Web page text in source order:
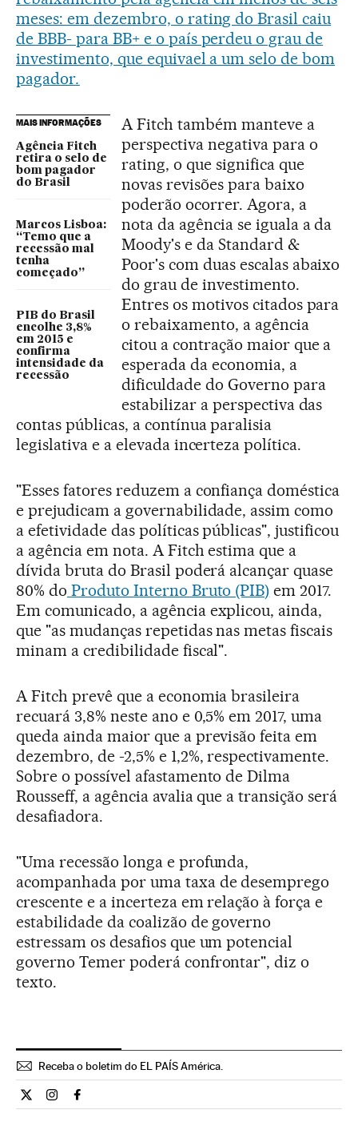
meses: em dezembro, o rating do Brasil caiu
de BBB- para BB+ e o país perdeu o grau de
investimento, que equivael a um selo de bom
pagador.
MAIS INFORMAÇÕES
Agência Fitch
retira o selo de
bom pagador
do Brasil
Marcos Lisboa:
“Temo que a
recessão mal
tenha
começado”
PIB do Brasil
encolhe 3,8%
em 2015 e
confirma
intensidade da
recessão
A Fitch também manteve a
perspectiva negativa para o
rating, o que significa que
novas revisões para baixo
poderão ocorrer. Agora, a
nota da agência se iguala a da
Moody's e da Standard &
Poor's com duas escalas abaixo
do grau de investimento.
Entres os motivos citados para
o rebaixamento, a agência
citou a contração maior que a
esperada da economia, a
dificuldade do Governo para
estabilizar a perspectiva das
contas públicas, a contínua paralisia
legislativa e a elevada incerteza política.
"Esses fatores reduzem a confiança doméstica
e prejudicam a governabilidade, assim como
a efetividade das políticas públicas", justificou
a agência em nota. A Fitch estima que a
dívida bruta do Brasil poderá alcançar quase
80% do Produto Interno Bruto (PIB) em 2017.
Em comunicado, a agência explicou, ainda,
que "as mudanças repetidas nas metas fiscais
minam a credibilidade fiscal".
A Fitch prevê que a economia brasileira
recuará 3,8% neste ano e 0,5% em 2017, uma
queda ainda maior que a previsão feita em
dezembro, de -2,5% e 1,2%, respectivamente.
Sobre o possível afastamento de Dilma
Rousseff, a agência avalia que a transição será
desafiadora.
"Uma recessão longa e profunda,
acompanhada por uma taxa de desemprego
crescente e a incerteza em relação à força e
estabilidade da coalizão de governo
estressam os desafios que um potencial
governo Temer poderá confrontar", diz o
texto.
Receba o boletim do EL PAÍS América.
Economia El País Brasil en Twitter
Economia El País Brasil en Instagram
Economia El País Brasil en Facebook